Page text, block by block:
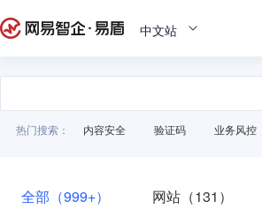
中文站
热门搜索： 内容安全 验证码 业务风控
全部（999+） 网站（131）